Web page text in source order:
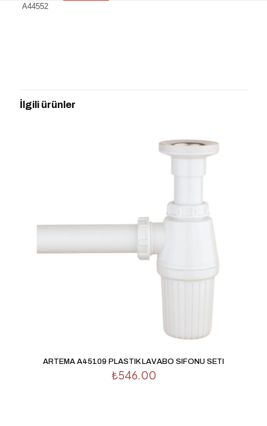
A44552
HAVLULUK” için yorum yapan ilk kişi siz
olun
Gerekli alanlar*ile
yıldız
4/5
yıldız
İlgili ürünler
ARTEMA A45109 PLASTIK LAVABO SIFONU SETI
₺546.00